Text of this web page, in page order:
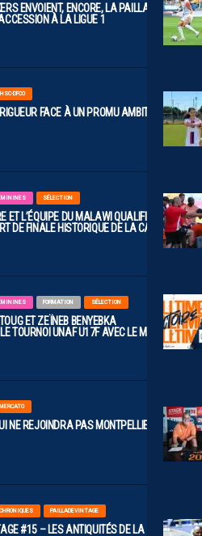
ENVOIENT, ENCORE, LA PAILLADE EN
À LA LIGUE 1
DFCO
FACE À UN PROMU AMBITIEUX
SÉLECTION
ET L’ÉQUIPE DU MALAWI QUALIFIÉES
DE FINALE HISTORIQUE DE LA CAN
FORMATION SÉLECTION
ET ZEÏNEB BENYEBKA
TOURNOI UNAF U17F AVEC LE MAROC
MERCATO
NE REJOINDRA PAS MONTPELLIER…
CHRONIQUES PAILLADEVINTAGE
#15 – LES ANTIQUITÉS DE LA